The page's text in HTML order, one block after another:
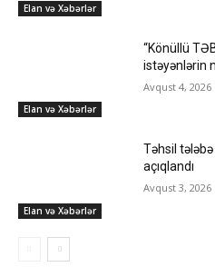
Elan və Xəbərlər
Elan və Xəbərlər
“Könüllü
istəyənlərin
Avqust 4, 2026
Elan və Xəbərlər
Təhsil
açıqlandı
Avqust 3, 2026